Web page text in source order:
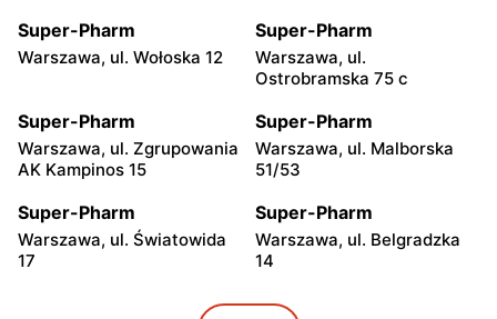
Super-Pharm
Warszawa, ul. Wołoska 12
Super-Pharm
Warszawa, ul.
Ostrobramska 75 c
Super-Pharm
Warszawa, ul. Zgrupowania
AK Kampinos 15
Super-Pharm
Warszawa, ul. Malborska
51/53
Super-Pharm
Warszawa, ul. Światowida
17
Super-Pharm
Warszawa, ul. Belgradzka
14
Super-Pharm